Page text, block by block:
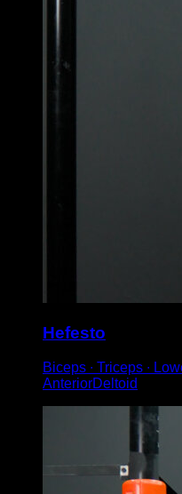
Hefesto
Biceps ∙ Triceps ∙
AnteriorDeltoid